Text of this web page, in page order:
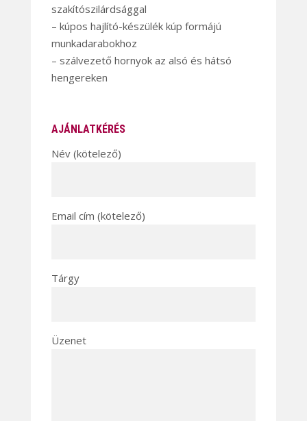
szakítószilárdsággal
– kúpos hajlító-készülék kúp formájú
munkadarabokhoz
– szálvezető hornyok az alsó és hátsó
hengereken
AJÁNLATKÉRÉS
Név (kötelező)
Email cím (kötelező)
Tárgy
Üzenet